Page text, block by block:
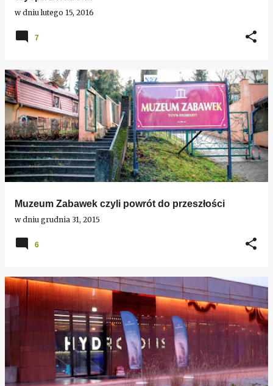
w dniulutego 15, 2016
7
Muzeum Zabawek czyli powrót do przeszłości
w dniu grudnia 31, 2015
6